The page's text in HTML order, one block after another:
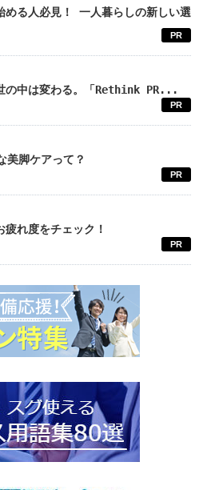
める人必見！ 一人暮らしの新しい選
PR
の中は変わる。「Rethink PR...
PR
美脚ケアって？
PR
れ度をチェック！
PR